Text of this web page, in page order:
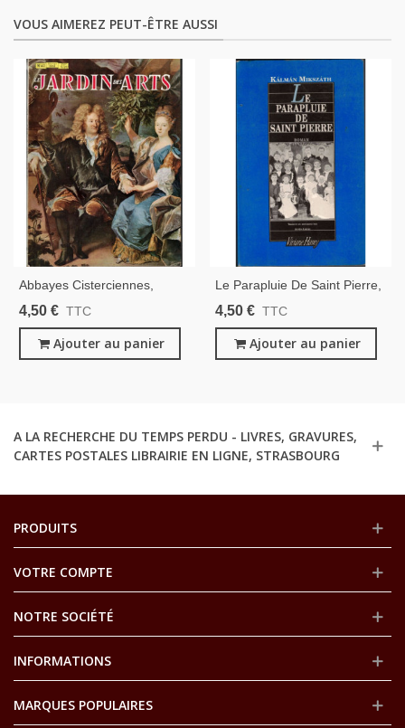
VOUS AIMEREZ PEUT-ÊTRE AUSSI
Abbayes Cisterciennes,
Châteaux Hongrie, Peintres
Le Jardin Des Arts N°40
Février 1958,
4,50 € TTC
Ajouter au panier
Le Parapluie De Saint Pierre,
Kalman Mikszath, 1995 -,
Hongrois,
4,50 € TTC
Ajouter au panier
A LA RECHERCHE DU TEMPS PERDU - LIVRES, GRAVURES,
CARTES POSTALES LIBRAIRIE EN LIGNE, STRASBOURG
PRODUITS
VOTRE COMPTE
NOTRE SOCIÉTÉ
INFORMATIONS
MARQUES POPULAIRES